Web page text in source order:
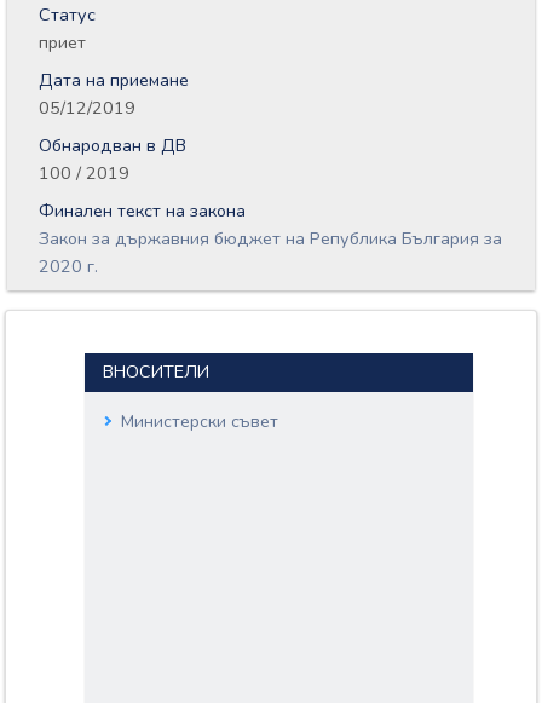
Статус
приет
Дата на приемане
05/12/2019
Обнародван в ДВ
100 / 2019
Финален текст на закона
Закон за държавния бюджет на Република България за
2020 г.
ВНОСИТЕЛИ
Министерски съвет